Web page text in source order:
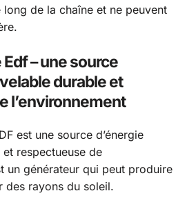
de la chaîne et ne peuvent
– une source
durable et
l’environnement
est une source d’énergie
respectueuse de
un générateur qui peut produire
des rayons du soleil.